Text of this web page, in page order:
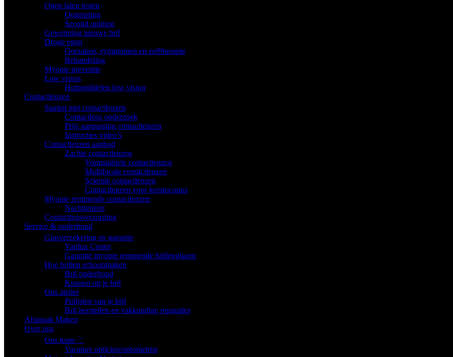
Ogen laten testen
Oogmeting
Second opinion
Gewenning nieuwe bril
Droge ogen
Oorzaken, symptomen en zelftherapie
Behandeling
Myopie preventie
Low vision
Hulpmiddelen low vision
Contactlenzen
Starten met contactlenzen
Contactlens onderzoek
Prijs aanpassing contactlenzen
Instructies video’s
Contactlenzen aanbod
Zachte contactlenzen
Vormstabiele contactlenzen
Multifocale contactlenzen
Sclerale contactlenzen
Contactlenzen voor keratoconus
Myopie remmende contactlenzen
Nachtlenzen
Contactlensverzorging
Service & onderhoud
Glasverzekering en garantie
Varilux Center
Garantie myopie remmende brillenglazen
Hoe brillen schoonmaken
Bril onderhoud
Krassen op je bril
Ons atelier
Polijsten van je bril
Bril herstellen en vakkundige reparaties
Afspraak Maken
Over ons
Ons team ♡
Vacature opticien/optometrist